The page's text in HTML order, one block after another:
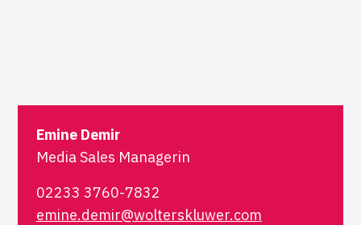
Emine Demir
Media Sales Managerin
02233 3760-7832
emine.demir@wolterskluwer.com